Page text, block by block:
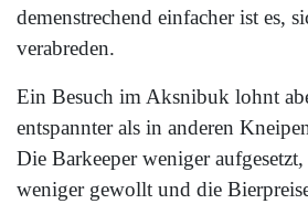
demenstrechend einfacher ist es,
verabreden.
Ein Besuch im Aksnibuk lohnt
entspannter als in anderen
Die Barkeeper weniger
weniger gewollt und die